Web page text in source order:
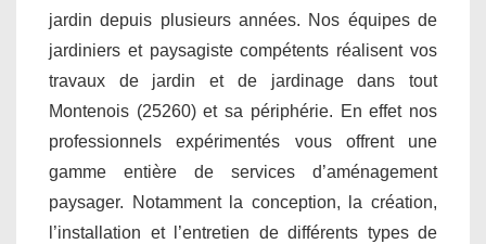
jardin depuis plusieurs années. Nos équipes de
jardiniers et paysagiste compétents réalisent vos
travaux de jardin et de jardinage dans tout
Montenois (25260) et sa périphérie. En effet nos
professionnels expérimentés vous offrent une
gamme entière de services d’aménagement
paysager. Notamment la conception, la création,
l’installation et l’entretien de différents types de